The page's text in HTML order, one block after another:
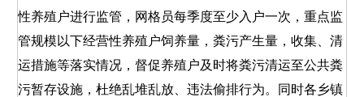
性养殖户进行监管，网格员每季度至少入户一次，重点监
管规模以下经营性养殖户饲养量，粪污产生量，收集、清
运措施等落实情况，督促养殖户及时将粪污清运至公共粪
污暂存设施，杜绝乱堆乱放、违法偷排行为。同时各乡镇